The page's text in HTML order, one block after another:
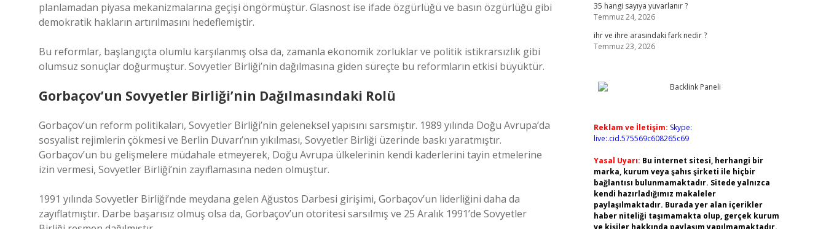
planlamadan piyasa mekanizmalarına geçişi öngörmüştür. Glasnost ise ifade özgürlüğü ve basın özgürlüğü gibi
demokratik hakların artırılmasını hedeflemiştir.
Bu reformlar, başlangıçta olumlu karşılanmış olsa da, zamanla ekonomik zorluklar ve politik istikrarsızlık gibi
olumsuz sonuçlar doğurmuştur. Sovyetler Birliği’nin dağılmasına giden süreçte bu reformların etkisi büyüktür.
Gorbaçov’un Sovyetler Birliği’nin Dağılmasındaki Rolü
Gorbaçov’un reform politikaları, Sovyetler Birliği’nin geleneksel yapısını sarsmıştır. 1989 yılında Doğu Avrupa’da
sosyalist rejimlerin çökmesi ve Berlin Duvarı’nın yıkılması, Sovyetler Birliği üzerinde baskı yaratmıştır.
Gorbaçov’un bu gelişmelere müdahale etmeyerek, Doğu Avrupa ülkelerinin kendi kaderlerini tayin etmelerine
izin vermesi, Sovyetler Birliği’nin zayıflamasına neden olmuştur.
1991 yılında Sovyetler Birliği’nde meydana gelen Ağustos Darbesi girişimi, Gorbaçov’un liderliğini daha da
zayıflatmıştır. Darbe başarısız olmuş olsa da, Gorbaçov’un otoritesi sarsılmış ve 25 Aralık 1991’de Sovyetler
35 hangi sayıya yuvarlanır ?
Temmuz 24, 2026
ihr ve ihre arasındaki fark nedir ?
Temmuz 23, 2026
Reklam ve İletişim: Skype:
live:.cid.575569c608265c69
Yasal Uyarı: Bu internet sitesi, herhangi bir
marka, kurum veya şahıs şirketi ile hiçbir
bağlantısı bulunmamaktadır. Sitede yalnızca
kendi hazırladığımız makaleler
paylaşılmaktadır. Burada yer alan içerikler
haber niteliği taşımamakta olup, gerçek kurum
ve kişiler hakkında paylaşım yapılmamaktadır.